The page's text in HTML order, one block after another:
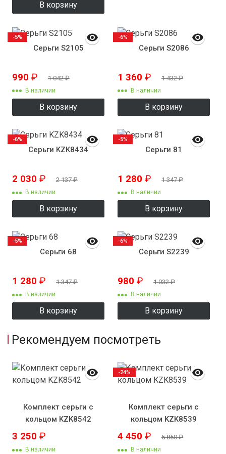
В корзину
Серьги S2105
990 ₽ 1 042₽
В наличии
В корзину
-5%
Серьги S2086
1 360 ₽ 1 432₽
В наличии
В корзину
-6%
Серьги KZK8434
2 030 ₽ 2 137₽
В наличии
В корзину
-6%
Серьги 81
1 280 ₽ 1 347₽
В наличии
В корзину
-5%
Серьги 68
1 280 ₽ 1 347₽
В наличии
В корзину
-5%
Серьги S2239
980 ₽ 1 032₽
В наличии
В корзину
-6%
Рекомендуем посмотреть
Комплект серьги с
кольцом KZK8542
3 250 ₽
В наличии
Комплект серьги с
кольцом KZK8539
4 450 ₽ 5 850₽
В наличии
-24%